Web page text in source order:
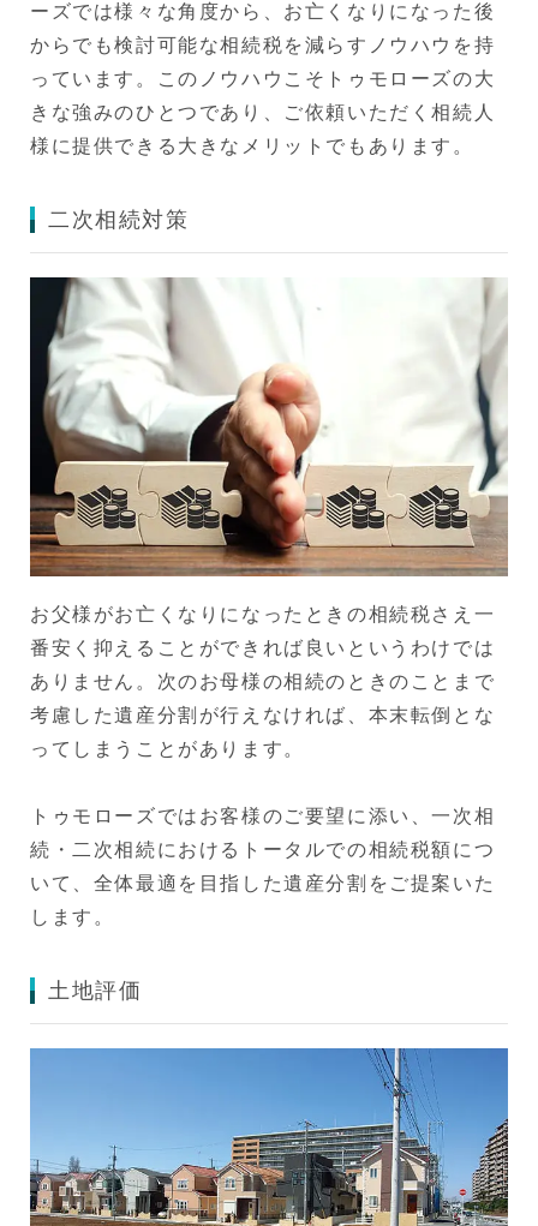
ーズでは様々な角度から、お亡くなりになった後
からでも検討可能な相続税を減らすノウハウを持
っています。このノウハウこそトゥモローズの大
きな強みのひとつであり、ご依頼いただく相続人
様に提供できる大きなメリットでもあります。
二次相続対策
お父様がお亡くなりになったときの相続税さえ一
番安く抑えることができれば良いというわけでは
ありません。次のお母様の相続のときのことまで
考慮した遺産分割が行えなければ、本末転倒とな
ってしまうことがあります。
トゥモローズではお客様のご要望に添い、一次相
続・二次相続におけるトータルでの相続税額につ
いて、全体最適を目指した遺産分割をご提案いた
します。
土地評価